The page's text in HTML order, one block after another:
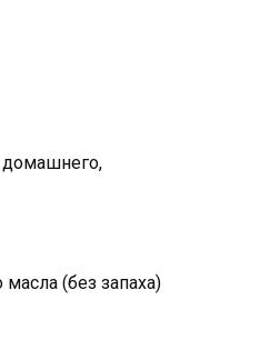
домашнего,
масла (без запаха)